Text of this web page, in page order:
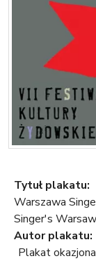
Tytuł plakatu:
Warszawa
Singer's
Autor plakatu:
Plakat